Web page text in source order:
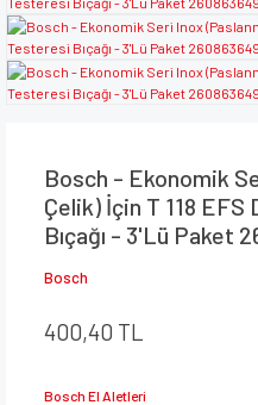
Bosch - Ekonomik
Çelik) İçin T 118
Bıçağı - 3'Lü Paket
Bosch
400,40 TL
Bosch El Aletleri